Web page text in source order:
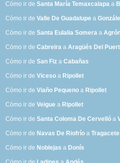
Cómo ir deSanta María Temaxcalapa a
Cómo ir deValle De Guadalupe a
Cómo ir deSanta Eulalia Somera a
Cómo ir deCabreira aAragüés Del
Cómo ir deSan Fiz aCabañas
Cómo ir deViceso a Ripollet
Cómo ir deViaño Pequeno a Ripollet
Cómo ir deVeigue a Ripollet
Cómo ir deSanta Coloma De Cervelló a
Cómo ir de Navas De Riofrío aTragacete
Cómo ir de Noblejas a Donís